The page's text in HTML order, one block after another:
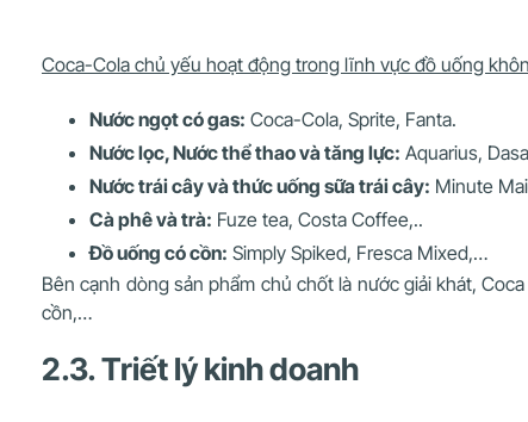
Coca-Cola chủ yếu hoạt động trong lĩnh vực đồ uống
Nước ngọt có gas: Coca-Cola, Sprite, Fanta.
Nước lọc, Nước thể thao và tăng lực: Aquarius,
Nước trái cây và thức uống sữa trái cây: Minute
Cà phê và trà: Fuze tea, Costa Coffee,..
Đồ uống có cồn: Simply Spiked, Fresca Mixed,…
Bên cạnh dòng sản phẩm chủ chốt là nước giải khát,
cồn,…
2.3. Triết lý kinh doanh